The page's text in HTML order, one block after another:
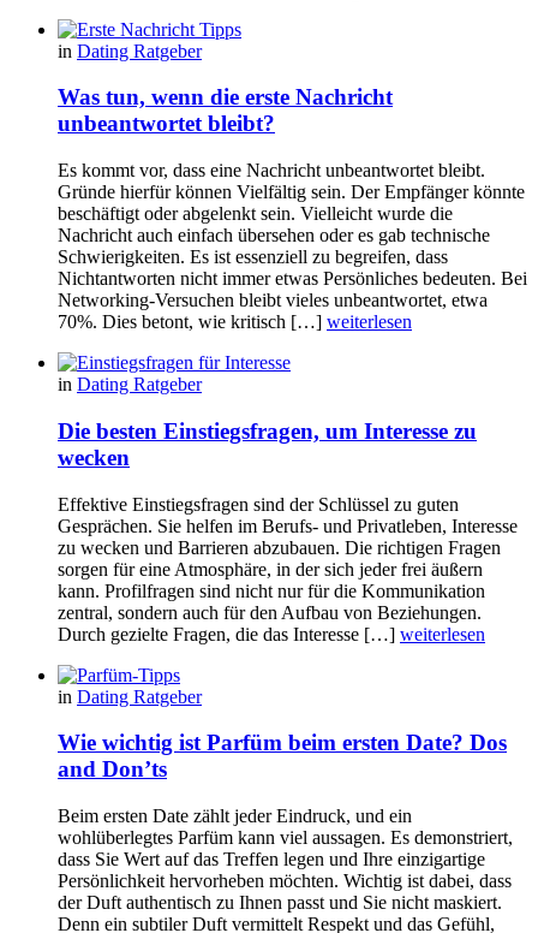
in Dating Ratgeber
Was tun, wenn die erste Nachricht
unbeantwortet bleibt?
Es kommt vor, dass eine Nachricht unbeantwortet bleibt.
Gründe hierfür können Vielfältig sein. Der Empfänger könnte
beschäftigt oder abgelenkt sein. Vielleicht wurde die
Nachricht auch einfach übersehen oder es gab technische
Schwierigkeiten. Es ist essenziell zu begreifen, dass
Nichtantworten nicht immer etwas Persönliches bedeuten. Bei
Networking-Versuchen bleibt vieles unbeantwortet, etwa
70%. Dies betont, wie kritisch […] weiterlesen
in Dating Ratgeber
Die besten Einstiegsfragen, um Interesse zu
wecken
Effektive Einstiegsfragen sind der Schlüssel zu guten
Gesprächen. Sie helfen im Berufs- und Privatleben, Interesse
zu wecken und Barrieren abzubauen. Die richtigen Fragen
sorgen für eine Atmosphäre, in der sich jeder frei äußern
kann. Profilfragen sind nicht nur für die Kommunikation
zentral, sondern auch für den Aufbau von Beziehungen.
Durch gezielte Fragen, die das Interesse […] weiterlesen
in Dating Ratgeber
Wie wichtig ist Parfüm beim ersten Date? Dos
and Don’ts
Beim ersten Date zählt jeder Eindruck, und ein
wohlüberlegtes Parfüm kann viel aussagen. Es demonstriert,
dass Sie Wert auf das Treffen legen und Ihre einzigartige
Persönlichkeit hervorheben möchten. Wichtig ist dabei, dass
der Duft authentisch zu Ihnen passt und Sie nicht maskiert.
Denn ein subtiler Duft vermittelt Respekt und das Gefühl,